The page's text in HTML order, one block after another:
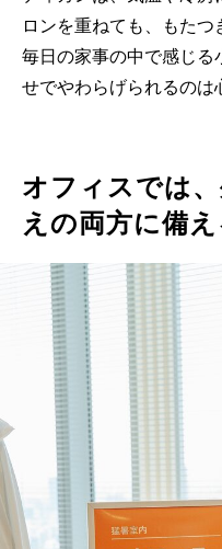
ロンを重ねても、もたつ
毎日の家事の中で感じる
せでやわらげられるのは
オフィスでは
えの両方に備え